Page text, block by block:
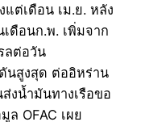
ต่เดือน เม.ย. หลัง
ดือนก.พ. เพิ่มจาก
ลต่อวัน
นสูงสุด ต่ออิหร่าน
งน้ำมันทางเรือขอ
OFAC เผย